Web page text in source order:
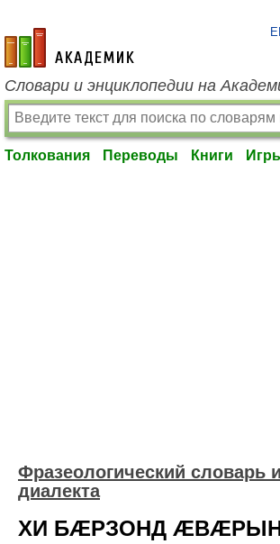
academic.ru
Словари и энциклопедии на
Толкования Переводы Книги
Фразеологический словарь
диалекта
ХИ БÆРЗОНД